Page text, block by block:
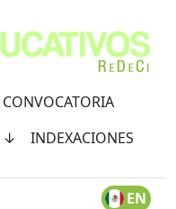
CONVOCATORIA
↓
INDEXACIONES
EN